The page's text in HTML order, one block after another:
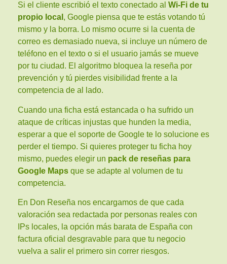
Si el cliente escribió el texto conectado al Wi-Fi de tu
propio local , Google piensa que te estás votando tú
mismo y la borra. Lo mismo ocurre si la cuenta de
correo es demasiado nueva, si incluye un número de
teléfono en el texto o si el usuario jamás se mueve
por tu ciudad. El algoritmo bloquea la reseña por
prevención y tú pierdes visibilidad frente a la
competencia de al lado.
Cuando una ficha está estancada o ha sufrido un
ataque de críticas injustas que hunden la media,
esperar a que el soporte de Google te lo solucione es
perder el tiempo. Si quieres proteger tu ficha hoy
mismo, puedes elegir un pack de reseñas para
Google Maps que se adapte al volumen de tu
competencia.
En Don Reseña nos encargamos de que cada
valoración sea redactada por personas reales con
IPs locales, la opción más barata de España con
factura oficial desgravable para que tu negocio
vuelva a salir el primero sin correr riesgos.